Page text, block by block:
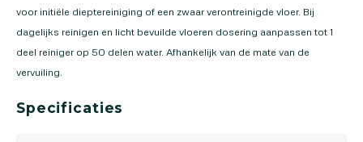
voor initiële dieptereiniging of een zwaar verontreinigde vloer. Bij
dagelijks reinigen en licht bevuilde vloeren dosering aanpassen tot 1
deel reiniger op 50 delen water. Afhankelijk van de mate van de
vervuiling.
Specificaties